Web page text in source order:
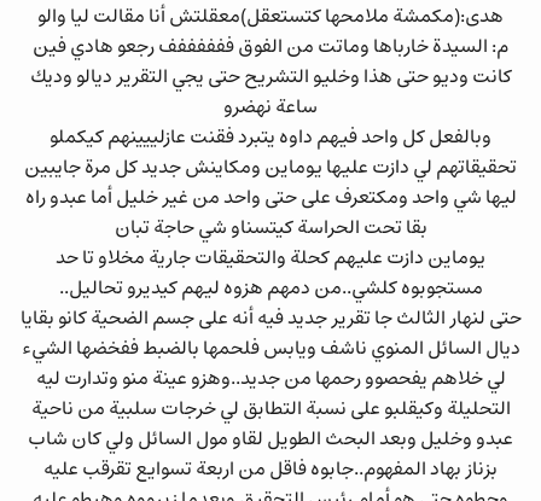
هدى:(مكمشة ملامحها كتستعقل)معقلتش أنا مقالت ليا والو
م: السيدة خارباها وماتت من الفوق ففففففف رجعو هادي فين
كانت وديو حتى هذا وخليو التشريح حتى يجي التقرير ديالو وديك
ساعة نهضرو
وبالفعل كل واحد فيهم داوه يتبرد فقنت عازلييينهم كيكملو
تحقيقاتهم لي دازت عليها يوماين ومكاينش جديد كل مرة جايبين
ليها شي واحد ومكتعرف على حتى واحد من غير خليل أما عبدو راه
بقا تحت الحراسة كيتسناو شي حاجة تبان
يوماين دازت عليهم كحلة والتحقيقات جارية مخلاو تا حد
مستجوبوه كلشي..من دمهم هزوه ليهم كيديرو تحاليل..
حتى لنهار الثالث جا تقرير جديد فيه أنه على جسم الضحية كانو بقايا
ديال السائل المنوي ناشف ويابس فلحمها بالضبط ففخضها الشيء
لي خلاهم يفحصوو رحمها من جديد..وهزو عينة منو وتدارت ليه
التحليلة وكيقلبو على نسبة التطابق لي خرجات سلبية من ناحية
عبدو وخليل وبعد البحث الطويل لقاو مول السائل ولي كان شاب
بزناز بهاد المفهوم..جابوه فاقل من اربعة تسوايع تقرقب عليه